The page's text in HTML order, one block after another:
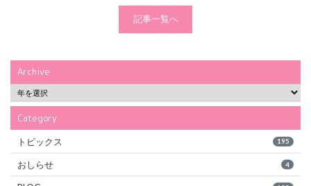
記事一覧へ
Archive
Category
トピックス 195
おしらせ 4